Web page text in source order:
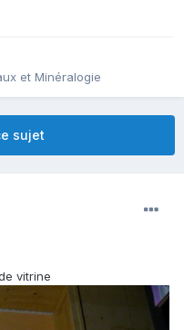
et Minéralogie
sujet
vitrine